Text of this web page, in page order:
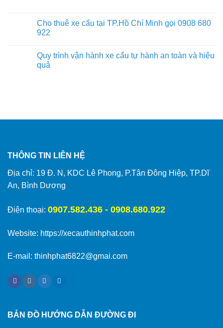
Cho thuê xe cẩu tại TP.Hồ Chí Minh gọi 0908 680
922
Quy trình vận hành xe cẩu tự hành an toàn và hiệu
quả
THÔNG TIN LIÊN HỆ
Địa chỉ: 19 Đ. N, KDC Lê Phong, P.Tân Đông Hiệp, TP.Dĩ
An, Bình Dương
Điện thoại: 0907.582.436 - 0908.680.922
Website: https://xecauthinhphat.com
E-mail: thinhphat6822@gmai.com
BẢN ĐỒ HƯỚNG DẪN ĐƯỜNG ĐI